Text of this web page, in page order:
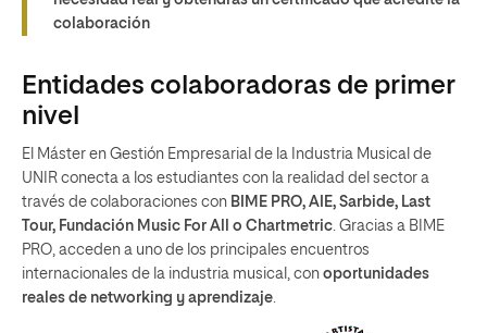
colaboración
Entidades colaboradoras de primer
nivel
El Máster en Gestión Empresarial de la Industria Musical de
UNIR conecta a los estudiantes con la realidad del sector a
través de colaboraciones con BIME PRO, AIE, Sarbide, Last
Tour, Fundación Music For All o Chartmetric. Gracias a BIME
PRO, acceden a uno de los principales encuentros
internacionales de la industria musical, con oportunidades
reales de networking y aprendizaje.